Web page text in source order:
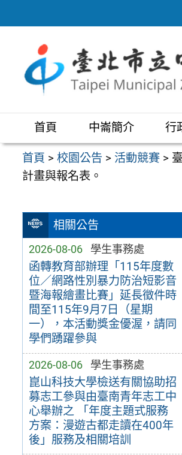
至
區
首頁 中崙簡介 行
首頁 >校園公告 > 活動競賽 >
計畫與報名表。
相關公告
2026-08-06 學生事務處
函轉教育部辦理「115年度數
位／網路性別暴力防治短影音
暨海報繪畫比賽」延長徵件時
間至115年9月7日（星期
一），本活動獎金優渥，請同
學們踴躍參與
2026-08-06 學生事務處
崑山科技大學檢送有關協助招
募志工參與由臺南青年志工中
心舉辦之 「年度主題式服務
方案：漫遊古都走讀在400年
後」服務及相關培訓